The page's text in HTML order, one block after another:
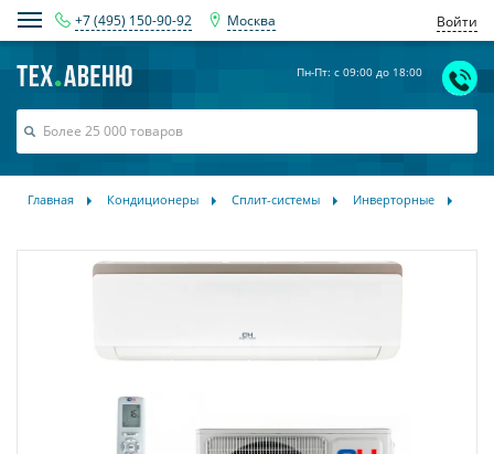
+7 (495) 150-90-92 Москва Войти
Пн-Пт: с 09:00 до 18:00
Главная Кондиционеры Сплит-системы Инверторные